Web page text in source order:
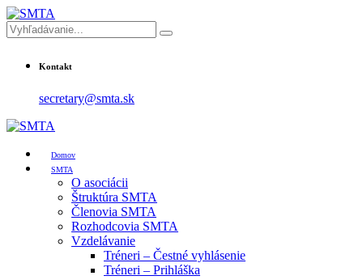
Kontakt
secretary@smta.sk
Domov
SMTA
O asociácii
Štruktúra SMTA
Členovia SMTA
Rozhodcovia SMTA
Vzdelávanie
Tréneri – Čestné vyhlásenie
Tréneri – Prihláška